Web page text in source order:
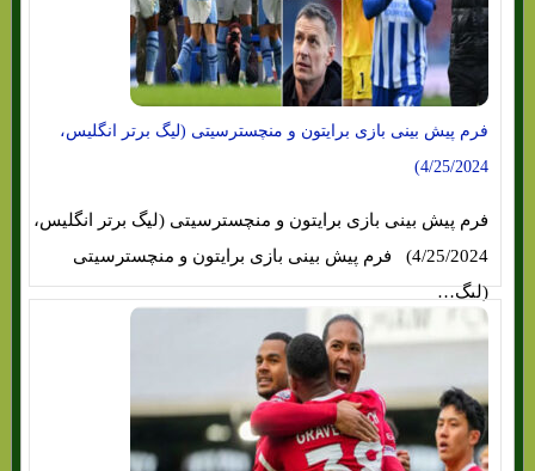
فرم پیش بینی بازی برایتون و منچسترسیتی (لیگ برتر انگلیس،
4/25/2024)
فرم پیش بینی بازی برایتون و منچسترسیتی (لیگ برتر انگلیس،
4/25/2024) فرم پیش بینی بازی برایتون و منچسترسیتی
(لیگ…